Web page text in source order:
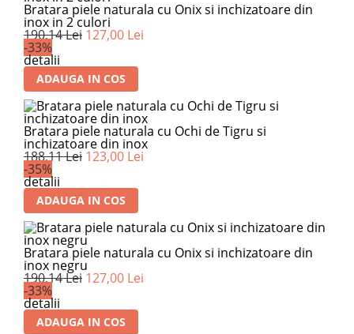
Bratara piele naturala cu Onix si inchizatoare din
inox in 2 culori
190,14 Lei 127,00 Lei
-33%
detalii
ADAUGA IN COS
Bratara piele naturala cu Ochi de Tigru si
inchizatoare din inox
188,11 Lei 123,00 Lei
-35%
detalii
ADAUGA IN COS
Bratara piele naturala cu Onix si inchizatoare din
inox negru
190,14 Lei 127,00 Lei
-33%
detalii
ADAUGA IN COS